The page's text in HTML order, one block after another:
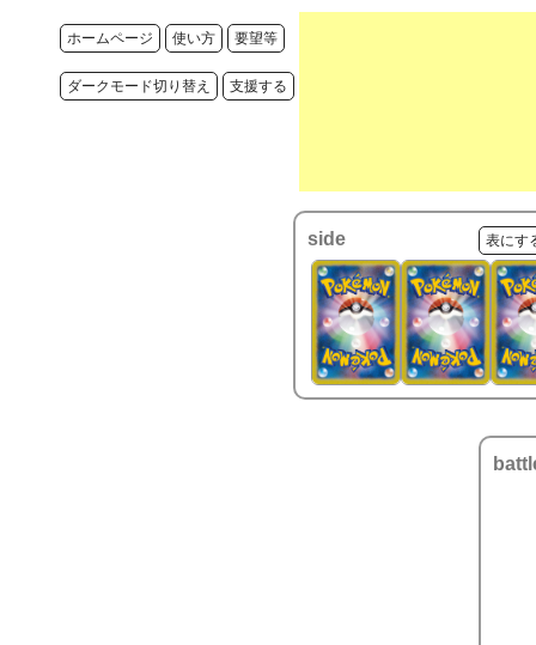
ホームページ 使い方 要望等
ダークモード切り替え 支援する
side 表にす